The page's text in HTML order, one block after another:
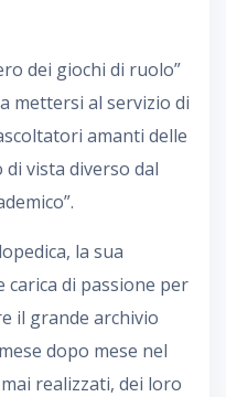
dei giochi di ruolo”
mettersi al servizio di
amanti delle
vista diverso dal
la sua
carica di passione per
il grande archivio
dopo mese nel
realizzati, dei loro